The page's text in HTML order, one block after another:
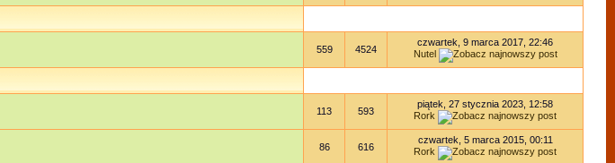
559 4524
czwartek, 9 marca 2017, 22:46
Nutel
113 593
piątek, 27 stycznia 2023, 12:58
Rork
86 616
czwartek, 5 marca 2015, 00:11
Rork